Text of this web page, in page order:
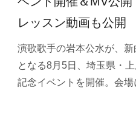
レッスン動画も公開
演歌歌手の岩本公水が、
となる8月5日、埼玉県・
記念イベントを開催。会